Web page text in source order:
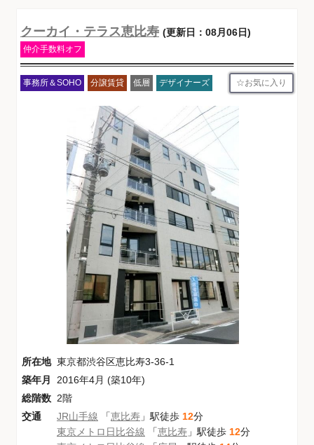
クーカイ・テラス恵比寿 (更新日：08月06日)
仲介手数料オフ
事務所＆SOHO 分譲賃貸 低層 デザイナーズ お気に入り
所在地 東京都渋谷区恵比寿3-36-1
築年月
2016年4月 (築10年)
総階数 2階
交通
JR山手線 「恵比寿 」駅徒歩 12分
東京メトロ日比谷線 「恵比寿 」駅徒歩 12分